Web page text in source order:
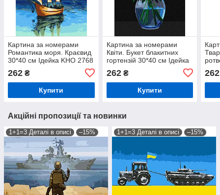
Картина за номерами
Романтика моря. Краєвид
30*40 см Ідейка KHO 2768
262 ₴
Купити
Картина за номерами
Квіти. Букет блакитних
гортензій 30*40 см Ідейка
262₴
Купити
262
Акційні пропозиції та новинки
1+1=3 Деталі в описі –15% 1+1=3 Деталі в описі –15%